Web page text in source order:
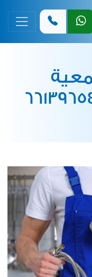
الفروانية 66139654